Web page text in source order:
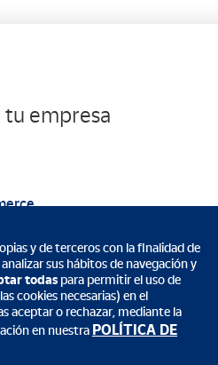
tu empresa
y de terceros con la finalidad de
sus hábitos de navegación y
todas para permitir el uso de
cookies necesarias) en el
aceptar o rechazar, mediante la
en nuestra POLÍTICA DE